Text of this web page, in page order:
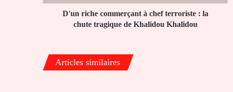
chute
tragiqueD'un riche commerçant à chef terroriste : la
chute tragique de Khalidou Khalidou
Articles similaires